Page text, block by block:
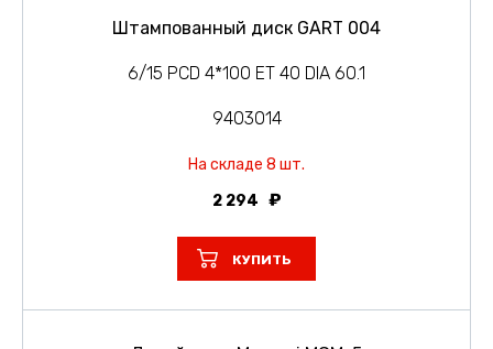
Штампованный диск GART 004
6/15 PCD 4*100 ET 40 DIA 60.1
9403014
На складе 8 шт.
2 294
КУПИТЬ